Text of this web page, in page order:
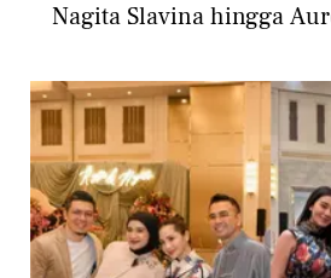
Nagita Slavina hingga